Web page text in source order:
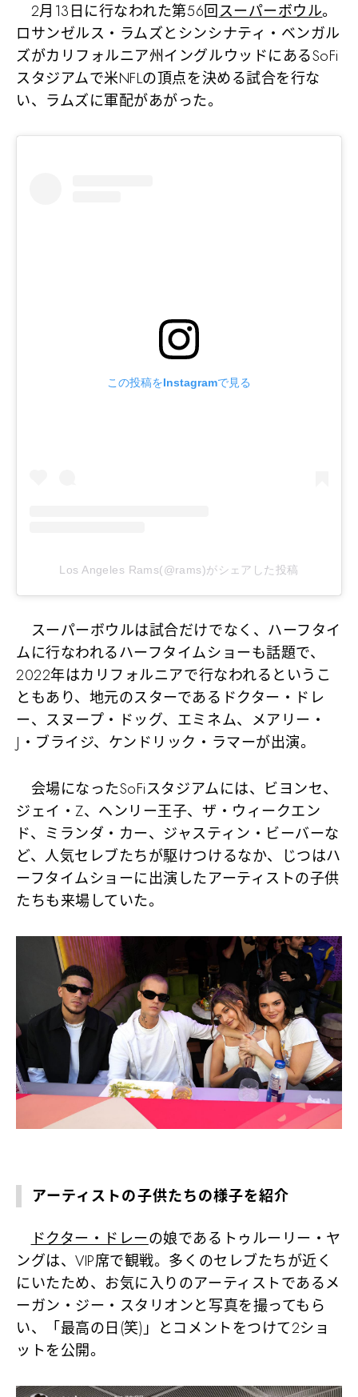
2月13日に行なわれた第56回スーパーボウル。
ロサンゼルス・ラムズとシンシナティ・ベンガル
ズがカリフォルニア州イングルウッドにあるSoFi
スタジアムで米NFLの頂点を決める試合を行な
い、ラムズに軍配があがった。
この投稿をInstagramで見る
Los Angeles Rams(@rams)がシェアした投稿
スーパーボウルは試合だけでなく、ハーフタイ
ムに行なわれるハーフタイムショーも話題で、
2022年はカリフォルニアで行なわれるというこ
ともあり、地元のスターであるドクター・ドレ
ー、スヌープ・ドッグ、エミネム、メアリー・
J・ブライジ、ケンドリック・ラマーが出演。
会場になったSoFiスタジアムには、ビヨンセ、
ジェイ・Z、ヘンリー王子、ザ・ウィークエン
ド、ミランダ・カー、ジャスティン・ビーバーな
ど、人気セレブたちが駆けつけるなか、じつはハ
ーフタイムショーに出演したアーティストの子供
たちも来場していた。
アーティストの子供たちの様子を紹介
ドクター・ドレーの娘であるトゥルーリー・ヤ
ングは、VIP席で観戦。多くのセレブたちが近く
にいたため、お気に入りのアーティストであるメ
ーガン・ジー・スタリオンと写真を撮ってもら
い、「最高の日(笑)」とコメントをつけて2ショ
ットを公開。